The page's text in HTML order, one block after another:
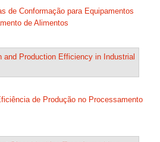
de Conformação para Equipamentos
de Alimentos
de Produção no Processamento